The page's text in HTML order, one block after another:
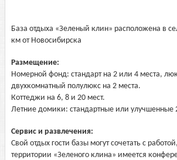
База отдыха «Зеленый клин» расположена в
км от Новосибирска
Размещение:
Номерной фонд: стандарт на 2 или 4 места,
двухкомнатный полулюкс на 2 места.
Коттеджи на 6, 8 и 20 мест.
Летние домики: стандартные или улучшенные
Сервис и развлечения:
Свой отдых гости базы могут сочетать с
территории «Зеленого клина» имеется